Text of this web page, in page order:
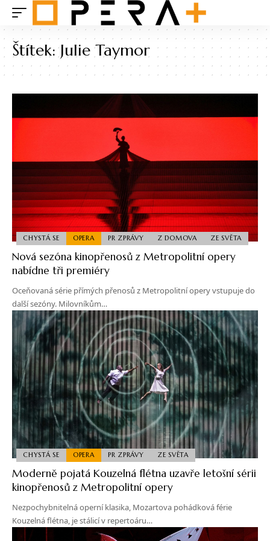
Štítek:Julie Taymor
CHYSTÁ SE OPERA PR ZPRÁVY Z DOMOVA ZE SVĚTA
Nová sezóna kinopřenosů z Metropolitní opery
nabídne tři premiéry
Oceňovaná série přímých přenosů z Metropolitní opery vstupuje do
další sezóny. Milovníkům…
CHYSTÁ SE OPERA PR ZPRÁVY ZE SVĚTA
Moderně pojatá Kouzelná flétna uzavře letošní sérii
kinopřenosů z Metropolitní opery
Nezpochybnitelná operní klasika, Mozartova pohádková férie
Kouzelná flétna, je stálicí v repertoáru…